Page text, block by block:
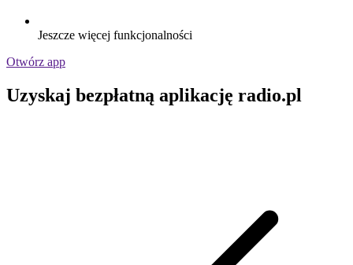
Jeszcze więcej funkcjonalności
Otwórz app
Uzyskaj bezpłatną aplikację radio.pl